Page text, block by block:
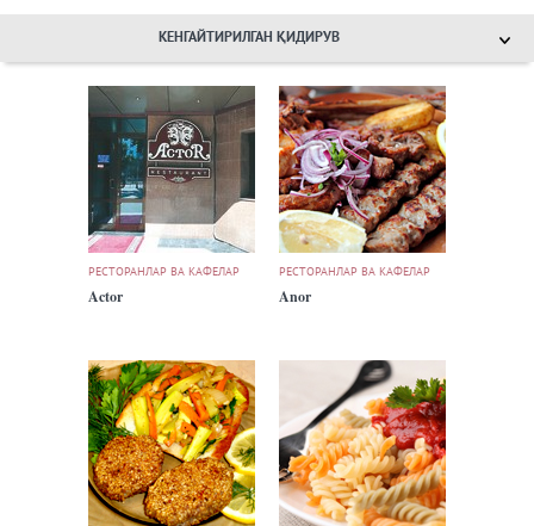
КЕНГАЙТИРИЛГАН ҚИДИРУВ
РЕСТОРАНЛАР ВА КАФЕЛАР
Actor
РЕСТОРАНЛАР ВА КАФЕЛАР
Anor